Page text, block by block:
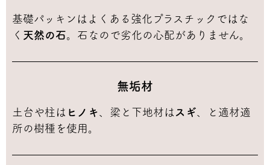
基礎パッキンはよくある強化プラスチックではな
く 天然の石。石なので劣化の心配がありません。
無垢材
土台や柱は ヒノキ 、梁と下地材は スギ 、と適材適
所の樹種を使用。